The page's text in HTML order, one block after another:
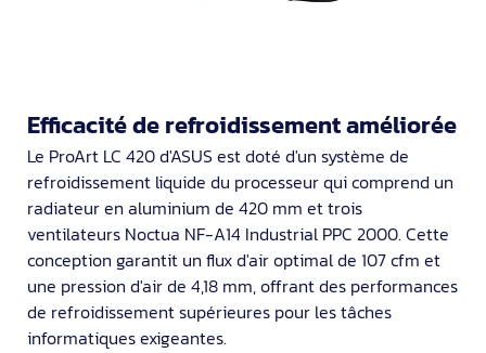
Efficacité de refroidissement améliorée
Le ProArt LC 420 d'ASUS est doté d'un système de
refroidissement liquide du processeur qui comprend un
radiateur en aluminium de 420 mm et trois
ventilateurs Noctua NF-A14 Industrial PPC 2000. Cette
conception garantit un flux d'air optimal de 107 cfm et
une pression d'air de 4,18 mm, offrant des performances
de refroidissement supérieures pour les tâches
informatiques exigeantes.